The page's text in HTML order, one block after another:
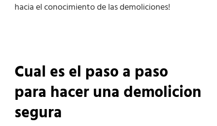
hacia el conocimiento de las demoliciones!
Cual es el paso a paso
para hacer una demolicion
segura